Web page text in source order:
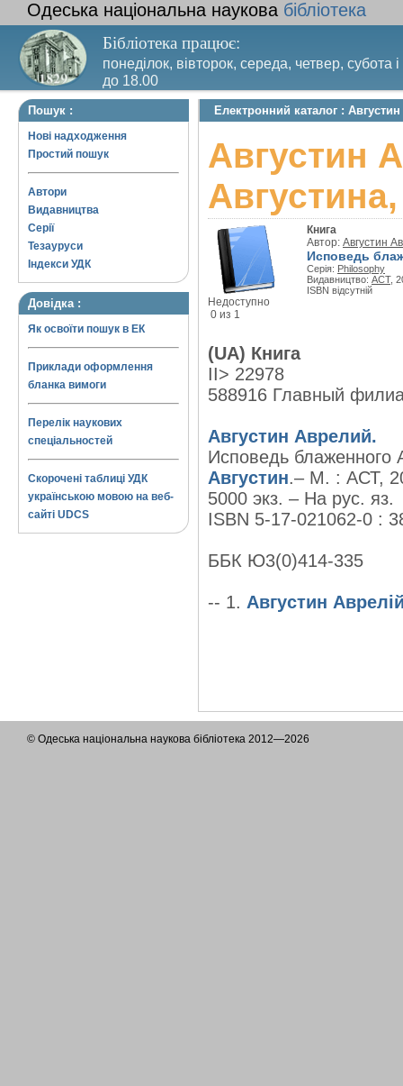
Одеська національна наукова бібліотека
Бібліотека працює:
понеділок, вівторок, середа, четвер, субота
до 18.00
Вихідний день – п’ятниця. Останній четвер
Пошук :
Нові надходження
Простий пошук
Автори
Видавництва
Серії
Тезауруси
Індекси УДК
Довідка :
Як освоїти пошук в ЕК
Приклади оформлення
бланка вимоги
Перелік наукових
спеціальностей
Скорочені таблиці УДК
українською мовою на веб-
сайті UDCS
Електронний каталог :
Августин
Недоступно
0 из 1
Книга
Автор: Августин
Исповедь
Серія: Philosophy
Видавництво: АСТ,
ISBN відсутній
(UA) Книга
II> 22978
588916 Главный
Августин Аврелий.
Исповедь блаженного
Августин.– М. : АСТ,
5000 экз. – На рус. яз.
ISBN 5-17-021062-0 :
ББК Ю3(0)414-335
-- 1. Августин
© Одеська національна наукова бібліотека 2012—2026